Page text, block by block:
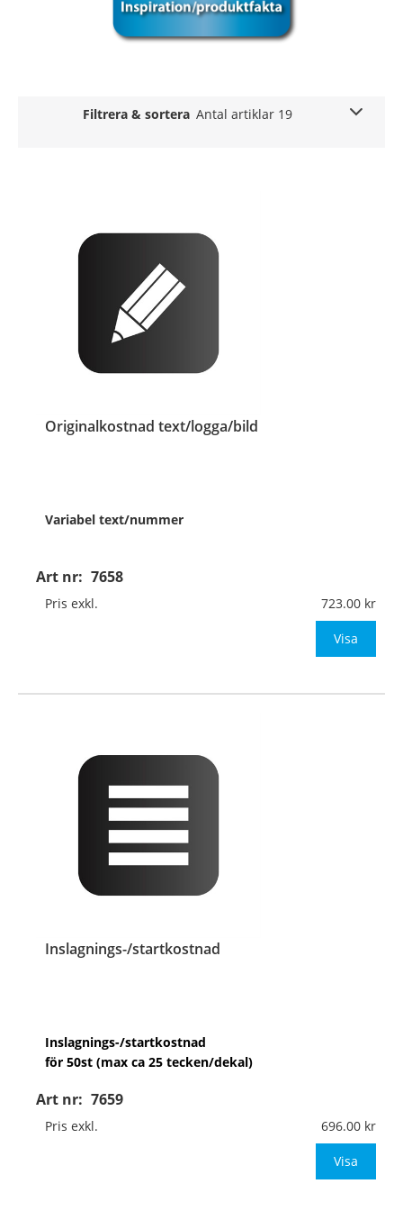
Filtrera & sortera Antal artiklar 19
Originalkostnad text/logga/bild
Art nr: 7658
Variabel text/nummer
Bifoga digitalt underlag på
logga (eps-fil i vektorgrafik),
Pris exkl. 723.00
Visa
Inslagnings-/startkostnad
Art nr: 7659
Inslagnings-/startkostnad
för 50st (max ca 25 tecken/dekal)
Bifoga Excel- eller Word-fil med
texten/texterna.
Pris exkl. 696.00
Visa